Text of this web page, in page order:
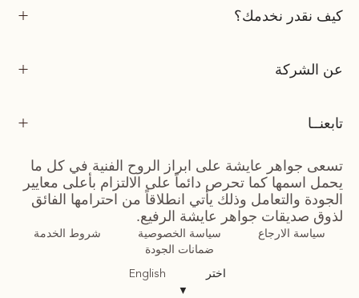
كيف نقدر نخدمك؟
عن الشركة
تابعنــا
تسعى جواهر عايشة على ابراز الروح الفنية في كل ما
يحمل اسمها كما تحرص دائماً على الالتزام بأعلى معايير
الجودة والتعامل وذلك يأتي انطلاقاً من احترامها الفائق
لذوق صديقات جواهر عايشة الرفيع.
سياسة الارجاع سياسة الخصوصية
شروط الخدمة
ضمانات الجودة
اختر
▼
English